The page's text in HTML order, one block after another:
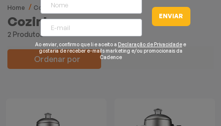
Home Cozinha Cozinha
Cozinha
2 Produtos
Ordenar por
ENVIAR
Ao enviar, confirmo que li e aceito a Declaração de Privacidade e
gostaria de receber e-mails marketing e/ou promocionais da
Cadence
Grills e Sanduicheiras
Chaleiras Elétricas
Cafeteiras
Ventiladores
Cortadores de Cabelo
Pranchas